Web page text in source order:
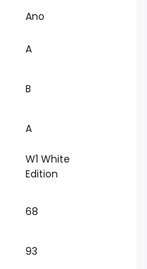
Ano
A
B
A
W1 White
Edition
68
93